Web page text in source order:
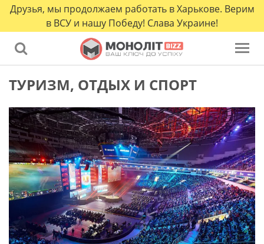
Друзья, мы продолжаем работать в Харькове. Верим
в ВСУ и нашу Победу! Слава Украине!
ТУРИЗМ, ОТДЫХ И СПОРТ